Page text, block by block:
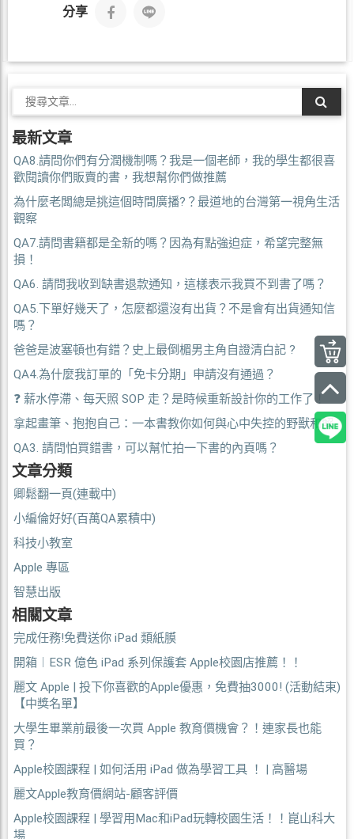
分享
最新文章
QA8.請問你們有分潤機制嗎？我是一個老師，我的學生都很喜
歡閱讀你們販賣的書，我想幫你們做推薦
為什麼老闆總是挑這個時間廣播?？最道地的台灣第一視角生活
觀察
QA7.請問書籍都是全新的嗎？因為有點強迫症，希望完整無
損！
QA6. 請問我收到缺書退款通知，這樣表示我買不到書了嗎？
QA5.下單好幾天了，怎麼都還沒有出貨？不是會有出貨通知信
嗎？
爸爸是波塞頓也有錯？史上最倒楣男主角自證清白記 ?
QA4.為什麼我訂單的「免卡分期」申請沒有通過？
❓ 薪水停滯、每天照 SOP 走？是時候重新設計你的工作了！
拿起畫筆、抱抱自己：一本書教你如何與心中失控的野獸和解
QA3. 請問怕買錯書，可以幫忙拍一下書的內頁嗎？
文章分類
卿鬆翻一頁(連載中)
小編倫好好(百萬QA累積中)
科技小教室
Apple 專區
智慧出版
相關文章
完成任務!免費送你 iPad 類紙膜
開箱︱ESR 億色 iPad 系列保護套 Apple校園店推薦！！
麗文 Apple | 投下你喜歡的Apple優惠，免費抽3000! (活動結束)
【中獎名單】
大學生畢業前最後一次買 Apple 教育價機會？！連家長也能
買？
Apple校園課程 | 如何活用 iPad 做為學習工具 ！ | 高醫場
麗文Apple教育價網站-顧客評價
Apple校園課程 | 學習用Mac和iPad玩轉校園生活！！崑山科大
場